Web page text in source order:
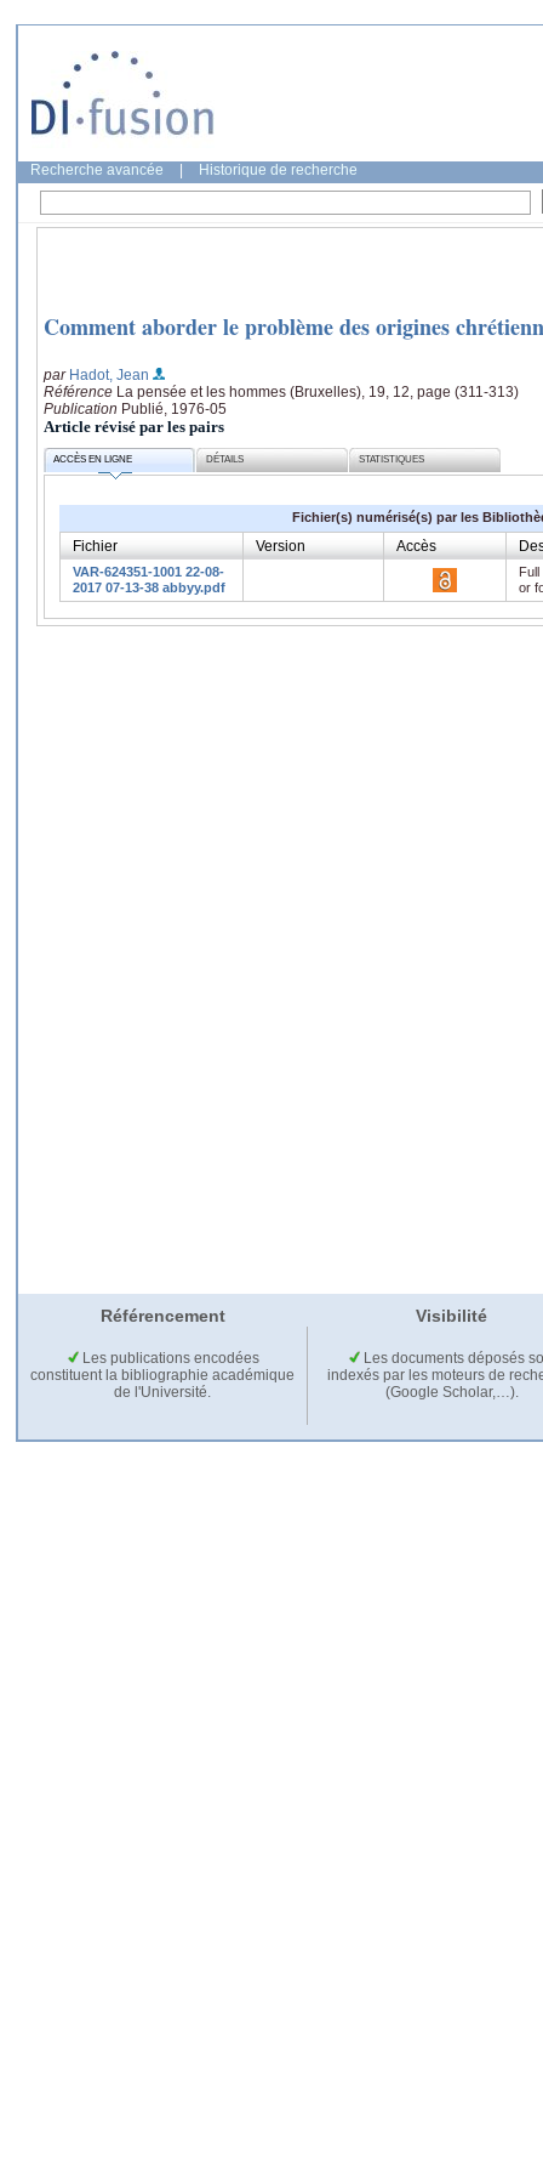
Recherche avancée Historique de recherche
Comment aborder le problème des origines
par Hadot, Jean
Référence La pensée et les hommes (Bruxelles), 19, 12, page (311-313)
Publication Publié, 1976-05
Article révisé par les pairs
ACCÈS EN LIGNE DÉTAILS STATISTIQUES
Fichier(s) numérisé(s) par les
Fichier Version Accès
VAR-624351-1001 22-08-
2017 07-13-38 abbyy.pdf
or
Référencement Visibilité
Les publications encodées
constituent la bibliographie académique
de l'Université.
Les documents déposés
indexés par les moteurs de
(Google Scholar,…).